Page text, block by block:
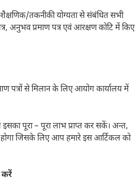
तकनीकी योग्यता से संबंधित सभी
अनुभव प्रमाण पत्र एवं आरक्षण कोटि में किए
पत्रों से मिलान के लिए आयोग कार्यालय में
पूरा – पूरा लाभ प्राप्त कर सकें। अन्त,
जिसके लिए आप हमारे इस आर्टिकल को
करें